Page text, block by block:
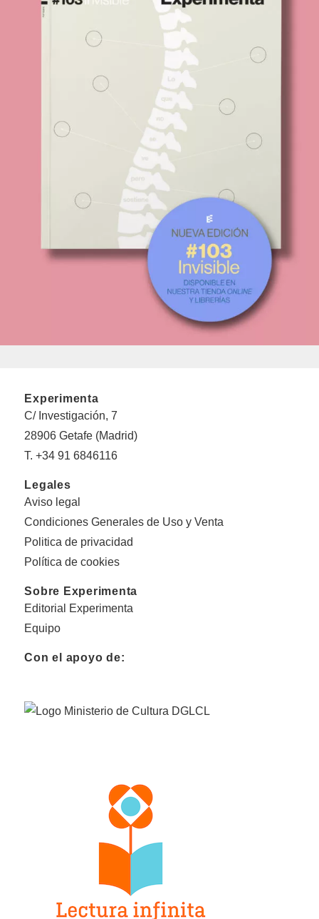
Experimenta
C/ Investigación, 7
28906 Getafe (Madrid)
T. +34 91 6846116
Legales
Aviso legal
Condiciones Generales de Uso y Venta
Politica de privacidad
Política de cookies
Sobre Experimenta
Editorial Experimenta
Equipo
Con el apoyo de: